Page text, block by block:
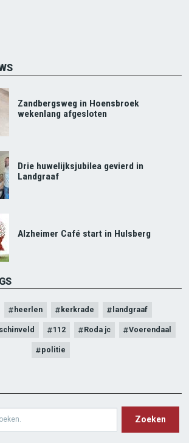
Zandbergsweg in Hoensbroek
wekenlang afgesloten
Drie huwelijksjubilea gevierd in
Landgraaf
Alzheimer Café start in Hulsberg
heerlen kerkrade landgraaf
schinveld 112 Roda jc Voerendaal
politie